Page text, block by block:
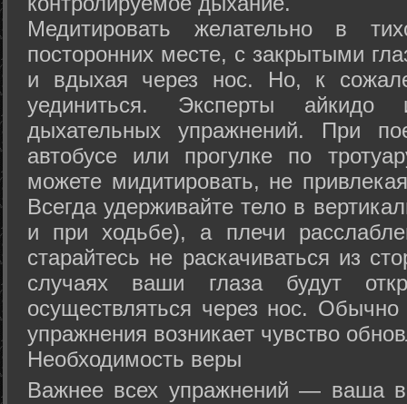
Медитировать желательно в
посторонних месте, с закрытыми
и вдыхая через нос. Но, к
уединиться. Эксперты айкидо
дыхательных упражнений. При
автобусе или прогулке по
можете мидитировать, не
Всегда удерживайте тело в
и при ходьбе), а плечи
старайтесь не раскачиваться из
случаях ваши глаза будут
осуществляться через нос. Обычно
упражнения возникает чувство
Необходимость веры
Важнее всех упражнений — ваша